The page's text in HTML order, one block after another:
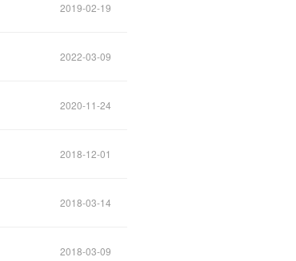
2019-02-19
2022-03-09
2020-11-24
2018-12-01
2018-03-14
2018-03-09